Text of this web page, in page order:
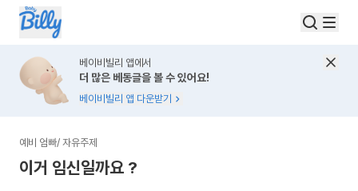
베이비빌리 앱에서
더 많은 베동글을 볼 수 있어요!
베이비빌리 앱 다운받기
예비 엄빠/ 자유주제
이거 임신일까요 ?